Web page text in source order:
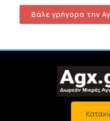
Βάλε γρήγορα την